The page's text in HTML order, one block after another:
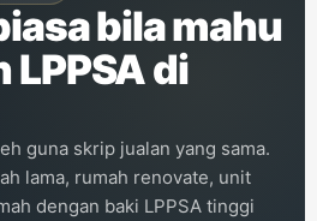
bila mahu
LPPSA di
guna skrip jualan yang sama.
lama, rumah renovate, unit
dengan baki LPPSA tinggi